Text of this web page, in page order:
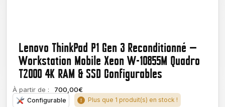
Lenovo ThinkPad P1 Gen 3 Reconditionné —
Workstation Mobile Xeon W-10855M Quadro
T2000 4K RAM & SSD Configurables
À partir de : 700,00€
Configurable Plus que 1 produit(s) en stock !